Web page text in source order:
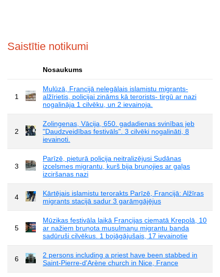
Saistītie notikumi
Nosaukums
1
Mulūzā, Francijā nelegālais islamistu migrants-
alžīrietis, policijai zināms kā terorists- tirgū ar nazi
nogalināja 1 cilvēku, un 2 ievainoja.
2
Zolingenas, Vācija, 650. gadadienas svinības jeb
"Daudzveidības festivāls". 3 cilvēki nogalināti, 8
ievainoti.
3
Parīzē, pieturā policija neitralizējusi Sudānas
izcelsmes migrantu, kurš bija bruņojies ar gaļas
izciršanas nazi
4
Kārtējais islamistu terorakts Parīzē, Francijā: Alžīras
migrants stacijā sadur 3 garāmgājējus
5
Mūzikas festivāla laikā Francijas ciematā Krepolā, 10
ar nažiem bruņota musulmaņu migrantu banda
sadūruši cilvēkus. 1 bojāgājušais, 17 ievainotie
6
2 persons including a priest have been stabbed in
Saint-Pierre-d'Arène church in Nice, France